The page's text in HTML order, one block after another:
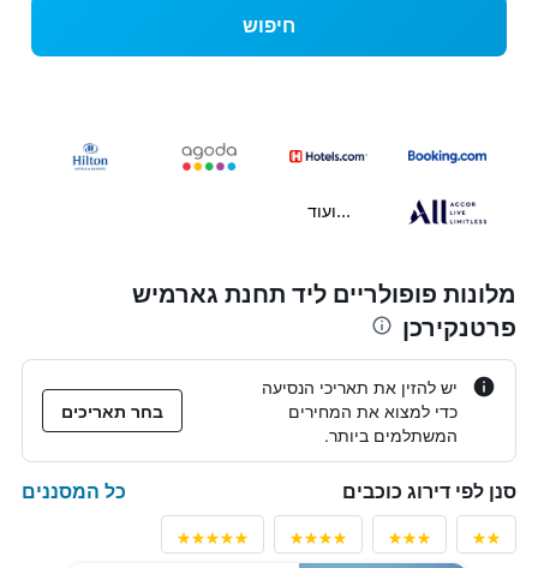
חיפוש
...ועוד
מלונות פופולריים ליד תחנת גארמיש
פרטנקירכן
יש להזין את תאריכי הנסיעה
כדי למצוא את המחירים
המשתלמים ביותר.
בחר תאריכים
סנן לפי דירוג כוכבים כל המסננים